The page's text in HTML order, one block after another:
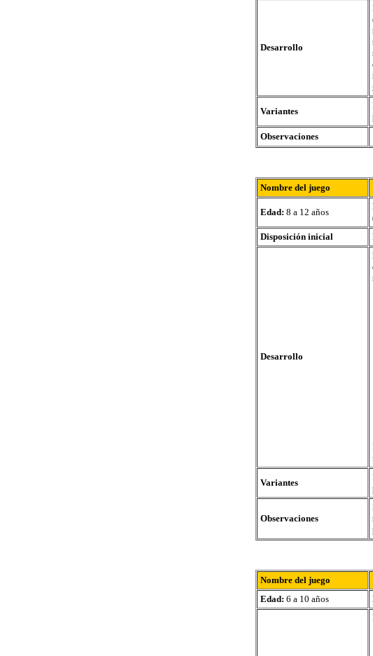
Desarrollo
Variantes
Observaciones
Nombre del juego
Edad: 8 a 12 años
Disposición inicial
Desarrollo
Variantes
Observaciones
Nombre del juego
Edad: 6 a 10 años